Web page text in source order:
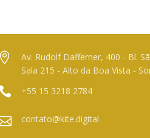
Av. Rudolf Dafferner, 400 - Bl.
Sala 215 - Alto da Boa Vista -
+55 15 3218 2784
contato@kite.digital